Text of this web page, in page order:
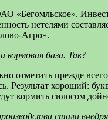
«Бегомльское».
нетелями
Агро».
кормовая база. Так?
отметить прежде
Результат хороший:
кормить силосом
стали